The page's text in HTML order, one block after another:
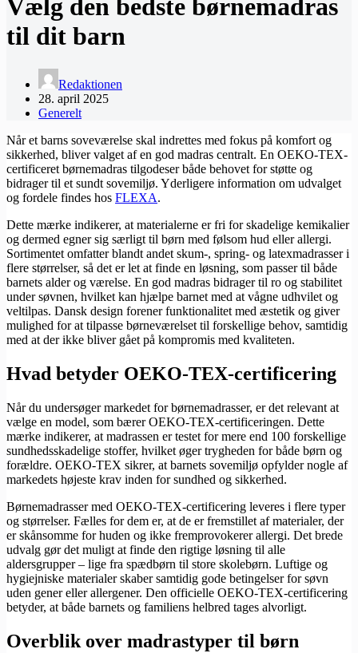
Vælg den bedste børnemadras
til dit barn
Redaktionen
28. april 2025
Generelt
Når et barns soveværelse skal indrettes med fokus på komfort og
sikkerhed, bliver valget af en god madras centralt. En OEKO-TEX-
certificeret børnemadras tilgodeser både behovet for støtte og
bidrager til et sundt sovemiljø. Yderligere information om udvalget
og fordele findes hos FLEXA.
Dette mærke indikerer, at materialerne er fri for skadelige kemikalier
og dermed egner sig særligt til børn med følsom hud eller allergi.
Sortimentet omfatter blandt andet skum-, spring- og latexmadrasser i
flere størrelser, så det er let at finde en løsning, som passer til både
barnets alder og værelse. En god madras bidrager til ro og stabilitet
under søvnen, hvilket kan hjælpe barnet med at vågne udhvilet og
veltilpas. Dansk design forener funktionalitet med æstetik og giver
mulighed for at tilpasse børneværelset til forskellige behov, samtidig
med at der ikke bliver gået på kompromis med kvaliteten.
Hvad betyder OEKO-TEX-certificering
Når du undersøger markedet for børnemadrasser, er det relevant at
vælge en model, som bærer OEKO-TEX-certificeringen. Dette
mærke indikerer, at madrassen er testet for mere end 100 forskellige
sundhedsskadelige stoffer, hvilket øger trygheden for både børn og
forældre. OEKO-TEX sikrer, at barnets sovemiljø opfylder nogle af
markedets højeste krav inden for sundhed og sikkerhed.
Børnemadrasser med OEKO-TEX-certificering leveres i flere typer
og størrelser. Fælles for dem er, at de er fremstillet af materialer, der
er skånsomme for huden og ikke fremprovokerer allergi. Det brede
udvalg gør det muligt at finde den rigtige løsning til alle
aldersgrupper – lige fra spædbørn til store skolebørn. Luftige og
hygiejniske materialer skaber samtidig gode betingelser for søvn
uden gener eller allergener. Den officielle OEKO-TEX-certificering
betyder, at både barnets og familiens helbred tages alvorligt.
Overblik over madrastyper til børn